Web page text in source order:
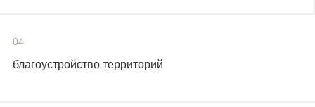
04
благоустройство территорий